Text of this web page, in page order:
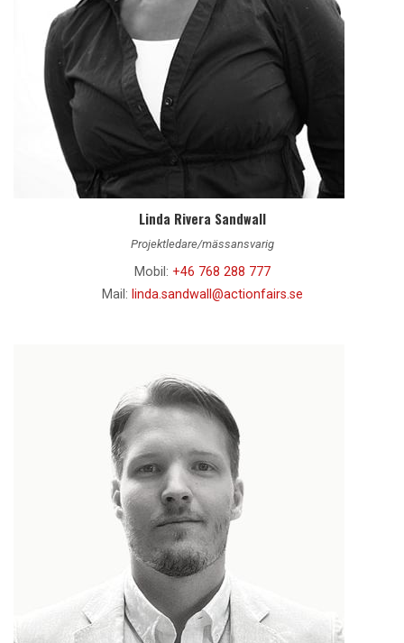
Linda Rivera Sandwall
Projektledare/mässansvarig
Mobil: +46 768 288 777
Mail: linda.sandwall@actionfairs.se